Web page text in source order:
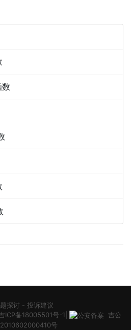
探讨 - 投诉建议
ICP备18005501号-1
吉公
号